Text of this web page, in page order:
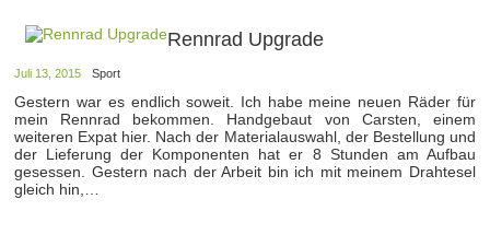
Rennrad Upgrade
Juli 13, 2015 Sport
Gestern war es endlich soweit. Ich habe meine neuen Räder für
mein Rennrad bekommen. Handgebaut von Carsten, einem
weiteren Expat hier. Nach der Materialauswahl, der Bestellung und
der Lieferung der Komponenten hat er 8 Stunden am Aufbau
gesessen. Gestern nach der Arbeit bin ich mit meinem Drahtesel
gleich hin,…